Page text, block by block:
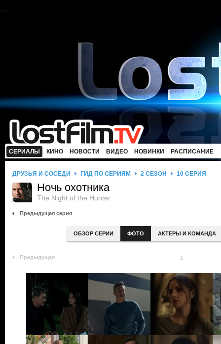
СЕРИАЛЫ КИНО НОВОСТИ ВИДЕО НОВИНКИ РАСПИСАНИЕ
ДРУЗЬЯ И СОСЕДИ ГИД ПО СЕРИЯМ 2 СЕЗОН 10 СЕРИЯ
Ночь охотника
The Night of the Hunter
Предыдущая серия
ОБЗОР СЕРИИ ФОТО АКТЕРЫ И КОМАНДА
Предыдущая 1